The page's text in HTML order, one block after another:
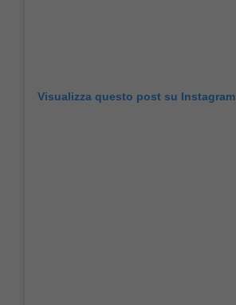
Visualizza questo post su Instagram